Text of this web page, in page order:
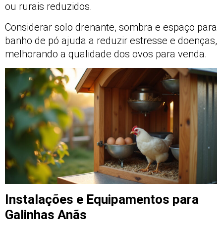
ou rurais reduzidos.
Considerar solo drenante, sombra e espaço para
banho de pó ajuda a reduzir estresse e doenças,
melhorando a qualidade dos ovos para venda.
Instalações e Equipamentos para
Galinhas Anãs